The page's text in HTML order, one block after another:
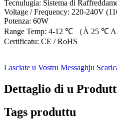
Tecnulugia: Sistema di
Voltage / Frequency: 220-240V
Potenza: 60W
Range Temp: 4-12 ℃ （À 25 ℃
Certificatu: CE / RoHS
Lasciate u Vostru Messaghju
Dettaglio di u
Tags produttu